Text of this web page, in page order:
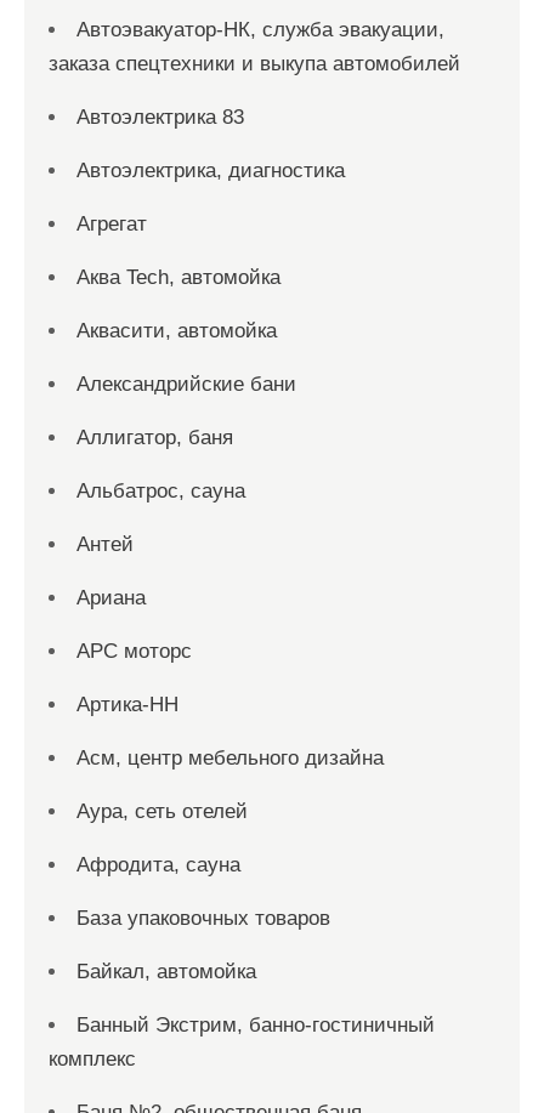
Автоэвакуатор-НК, служба эвакуации,
заказа спецтехники и выкупа автомобилей
Автоэлектрика 83
Автоэлектрика, диагностика
Агрегат
Аква Tech, автомойка
Аквасити, автомойка
Александрийские бани
Аллигатор, баня
Альбатрос, сауна
Антей
Ариана
АРС моторс
Артика-НН
Асм, центр мебельного дизайна
Аура, сеть отелей
Афродита, сауна
База упаковочных товаров
Байкал, автомойка
Банный Экстрим, банно-гостиничный
комплекс